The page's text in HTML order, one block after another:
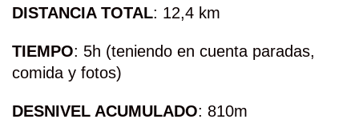
DISTANCIA TOTAL: 12,4 km
TIEMPO: 5h (teniendo en cuenta paradas,
comida y fotos)
DESNIVEL ACUMULADO: 810m